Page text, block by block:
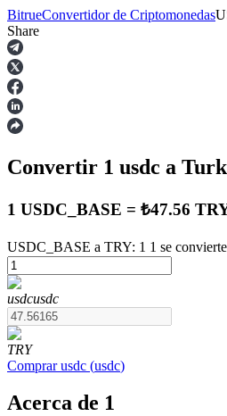
Futuros
Futuros que utilizan USDT como
BitrueConvertidor de Criptomonedas
Share
Convertir 1 usdc a
1 USDC_BASE = ₺47.56
USDC_BASE a TRY: 1 1 se
usdcusdc
TRY
Comprar usdc (usdc)
Acerca de 1